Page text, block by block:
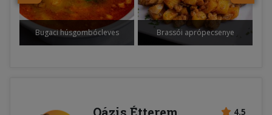
Bugaci húsgombócleves Brassói aprópecsenye
4.5